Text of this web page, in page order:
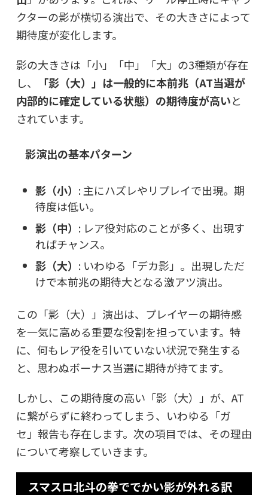
クターの影が横切る演出で、その大きさによって
期待度が変化します。
影の大きさは「小」「中」「大」の3種類が存在
し、
「影（大）」は一般的に本前兆（AT当選が
内部的に確定している状態）の期待度が高いと
されています。
影演出の基本パターン
影（小） : 主にハズレやリプレイで出現。期
待度は低い。
影（中） : レア役対応のことが多く、出現す
ればチャンス。
影（大） : いわゆる「デカ影」。出現しただ
けで本前兆の期待大となる激アツ演出。
この「影（大）」演出は、プレイヤーの期待感
を一気に高める重要な役割を担っています。特
に、何もレア役を引いていない状況で発生する
と、思わぬボーナス当選に期待が持てます。
しかし、この期待度の高い「影（大）」が、AT
に繋がらずに終わってしまう、いわゆる「ガ
セ」報告も存在します。次の項目では、その理由
について考察していきます。
スマスロ北斗の拳ででかい影が外れる訳